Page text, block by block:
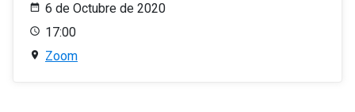
6 de Octubre de 2020
17:00
Zoom